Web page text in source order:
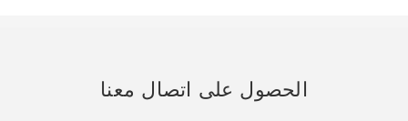
الحصول على اتصال معنا